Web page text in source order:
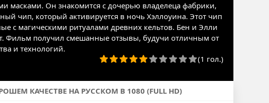
масками. Он знакомится с дочерью владелецa фабрики,
чип, который активируется в ночь Хэллоуина. Этот чип
с магическими ритуалами древних кельтов. Бен и Элли
Фильм получил смешанные отзывы, будучи отличным от
и технологий.
(1 гол.)
КАЧЕСТВЕ НА РУССКОМ В 1080 (FULL HD)